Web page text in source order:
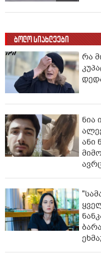
ბოლო სიახლეები
რა
ნია
ანი